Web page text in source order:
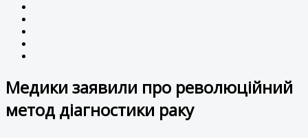
Медики заявили про революційний
метод діагностики раку